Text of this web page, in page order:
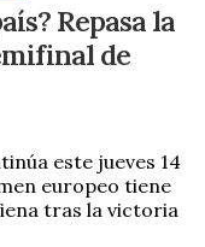
Repasa la
de
este jueves 14
europeo tiene
tras la victoria